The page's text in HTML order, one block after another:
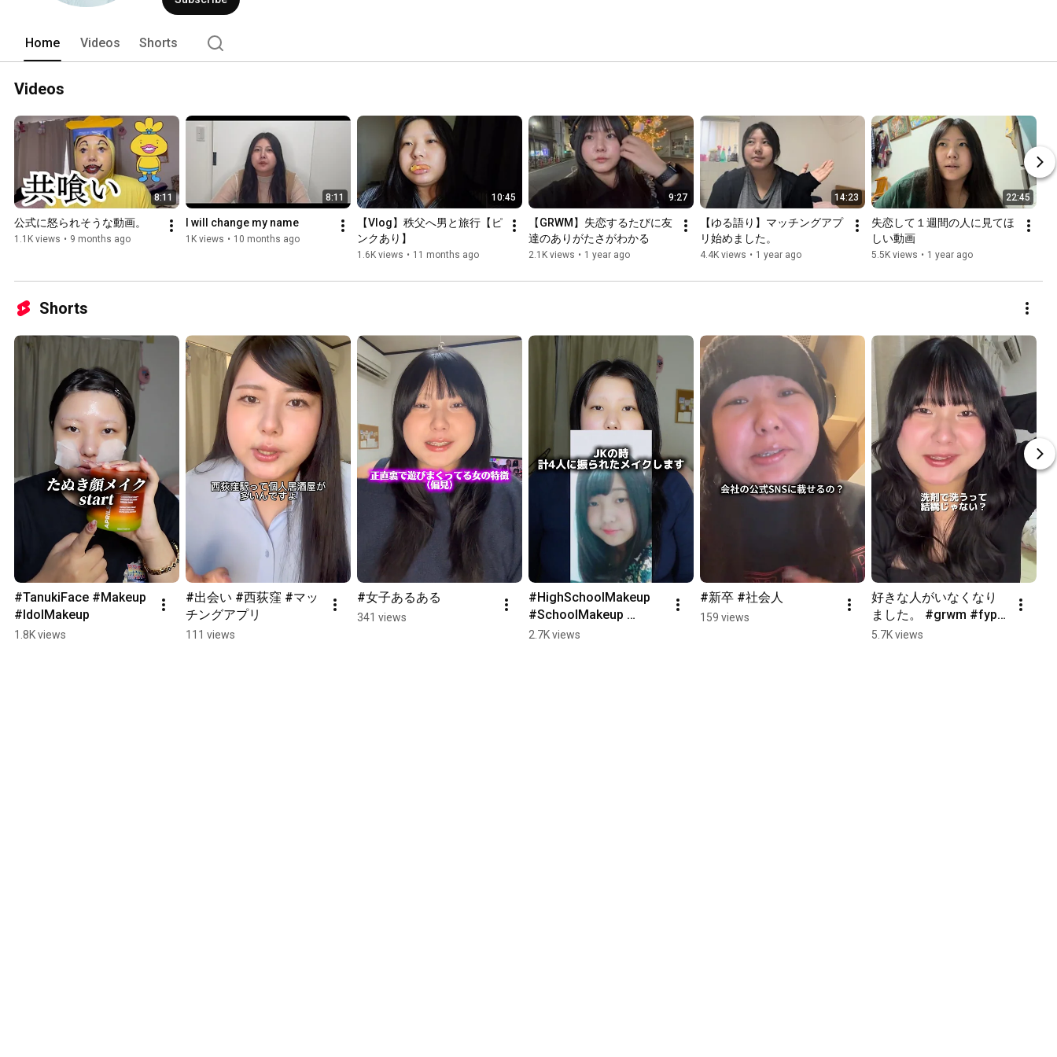
Home Videos Shorts
Videos
8:11
公式に怒られそうな動画。
1.1K views • 9 months ago
8:11
I will change my name
1K views • 10 months ago
10:45
【Vlog】秩父へ男と旅行【ピ
ンクあり】
1.6K views • 11 months ago
9:27
【GRWM】失恋するたびに友
達のありがたさがわかる
2.1K views • 1 year ago
14:23
【ゆる語り】マッチングアプ
リ始めました。
4.4K views • 1 year ago
22:45
失恋して１週間の人に見てほ
しい動画
5.5K views • 1 year ago
Shorts
#TanukiFace #Makeup
#IdolMakeup
1.8K views
#出会い #西荻窪 #マッ
チングアプリ
111 views
#女子あるある
341 views
#HighSchoolMakeup
#SchoolMakeup
#GlowUp #Makeup
2.7K views
#新卒 #社会人
159 views
好きな人がいなくなり
ました。 #grwm #fyp
#shorts
5.7K views